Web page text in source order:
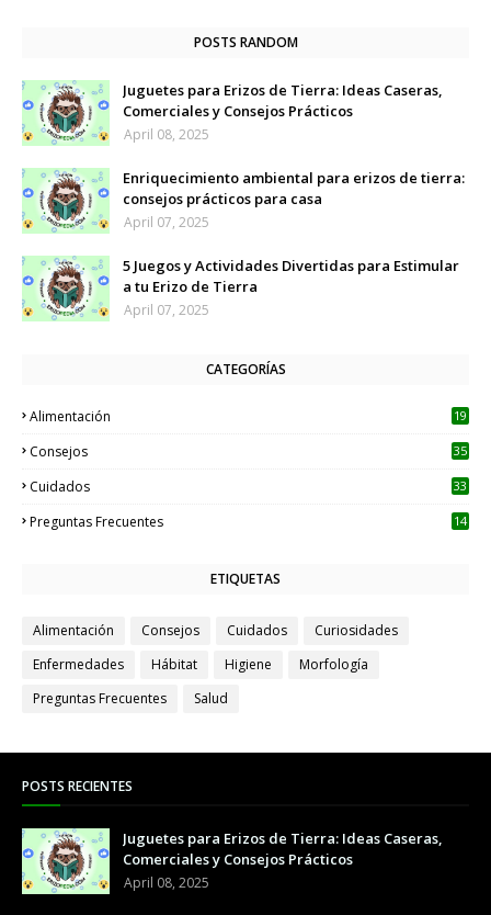
POSTS RANDOM
Juguetes para Erizos de Tierra: Ideas Caseras,
Comerciales y Consejos Prácticos
April 08, 2025
Enriquecimiento ambiental para erizos de tierra:
consejos prácticos para casa
April 07, 2025
5 Juegos y Actividades Divertidas para Estimular
a tu Erizo de Tierra
April 07, 2025
CATEGORÍAS
Alimentación 19
Consejos 35
Cuidados 33
Preguntas Frecuentes 14
ETIQUETAS
Alimentación Consejos Cuidados
Curiosidades
Enfermedades
Hábitat Higiene
Morfología
Preguntas Frecuentes
Salud
POSTS RECIENTES
Juguetes para Erizos de Tierra: Ideas Caseras,
Comerciales y Consejos Prácticos
April 08, 2025